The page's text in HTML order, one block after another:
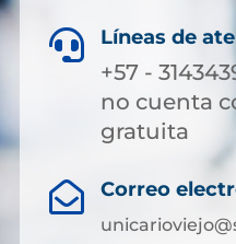
 Líneas de
+57 -
no cuenta
gratuita
 Correo